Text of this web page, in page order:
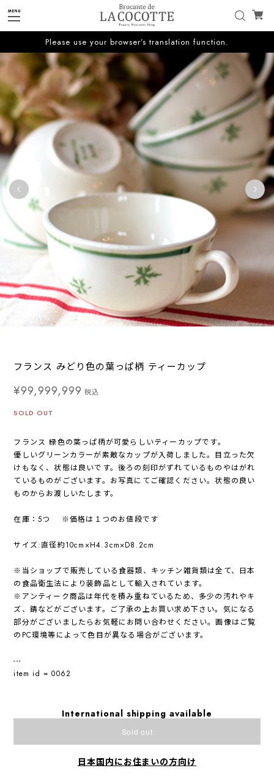
Please use your browser’s translation function.
フランス みどり色の葉っぱ柄 ティーカップ
¥99,999,999 税込
SOLD OUT
フランス 緑色の葉っぱ柄が可愛らしいティーカップです。
優しいグリーンカラーが素敵なカップが入荷しました。目立った欠
けもなく、状態は良いです。後ろの刻印がずれているものやはがれ
ているものがございます。お写真にてご確認ください。状態の良い
ものからお渡しいたします。
在庫：5つ ※価格は１つのお値段です
サイズ:直径約10cm×H4.3cm×D8.2cm
※当ショップで販売している食器類、キッチン雑貨類は全て、日本
の食品衛生法により装飾品として輸入されています。
※アンティーク商品は年代を積み重ねているため、多少の汚れやキ
ズ、錆などがございます。ご了承の上お買い求め下さい。気になる
部分がございましたらお気軽にお問い合わせください。画像はご覧
のPC環境等によって色目が異なる場合がございます。
---
item id = 0062
International shipping available
Sold out
日本国内にお住まいの方向け